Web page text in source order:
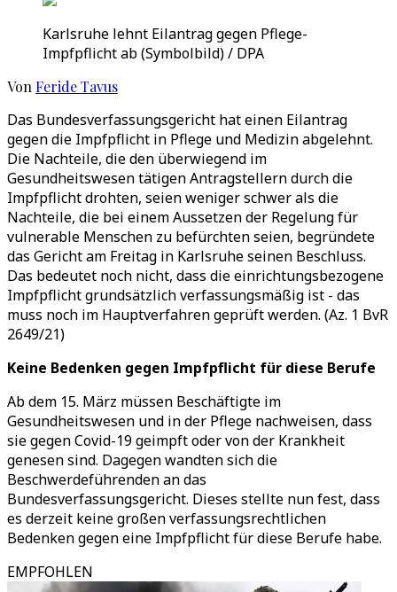
Karlsruhe lehnt Eilantrag gegen Pflege-
Impfpflicht ab (Symbolbild) / DPA
Von Feride Tavus
Das Bundesverfassungsgericht hat einen Eilantrag
gegen die Impfpflicht in Pflege und Medizin abgelehnt.
Die Nachteile, die den überwiegend im
Gesundheitswesen tätigen Antragstellern durch die
Impfpflicht drohten, seien weniger schwer als die
Nachteile, die bei einem Aussetzen der Regelung für
vulnerable Menschen zu befürchten seien, begründete
das Gericht am Freitag in Karlsruhe seinen Beschluss.
Das bedeutet noch nicht, dass die einrichtungsbezogene
Impfpflicht grundsätzlich verfassungsmäßig ist - das
muss noch im Hauptverfahren geprüft werden. (Az. 1 BvR
2649/21)
Keine Bedenken gegen Impfpflicht für diese Berufe
Ab dem 15. März müssen Beschäftigte im
Gesundheitswesen und in der Pflege nachweisen, dass
sie gegen Covid-19 geimpft oder von der Krankheit
genesen sind. Dagegen wandten sich die
Beschwerdeführenden an das
Bundesverfassungsgericht. Dieses stellte nun fest, dass
es derzeit keine großen verfassungsrechtlichen
Bedenken gegen eine Impfpflicht für diese Berufe habe.
EMPFOHLEN